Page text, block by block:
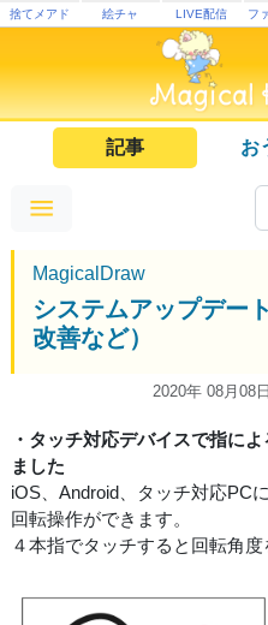
捨てメアド 絵チャ LIVE配信 フ
記事 お
MagicalDraw
システムアップデー
改善など）
2020年 08月08日
・タッチ対応デバイスで指に
ました
iOS、Android、タッチ対応PC
回転操作ができます。
４本指でタッチすると回転角度